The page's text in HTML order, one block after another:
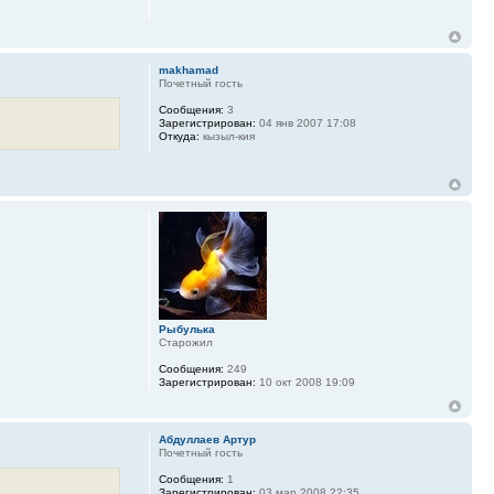
makhamad
Почетный гость
Сообщения: 3
Зарегистрирован: 04 янв 2007 17:08
Откуда: кызыл-кия
Рыбулька
Старожил
Сообщения: 249
Зарегистрирован: 10 окт 2008 19:09
Абдуллаев Артур
Почетный гость
Сообщения: 1